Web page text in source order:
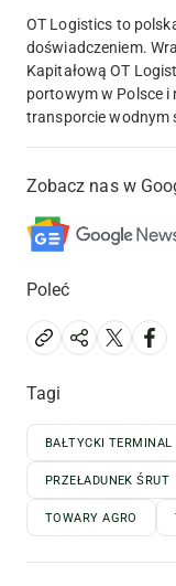
OT Logistics to
doświadczeniem.
Kapitałową OT
portowym w Polsce i
transporcie wodnym
Zobacz nas w
Poleć
Tagi
BAŁTYCKI
PRZEŁADUNEK ŚRUT
TOWARY AGRO